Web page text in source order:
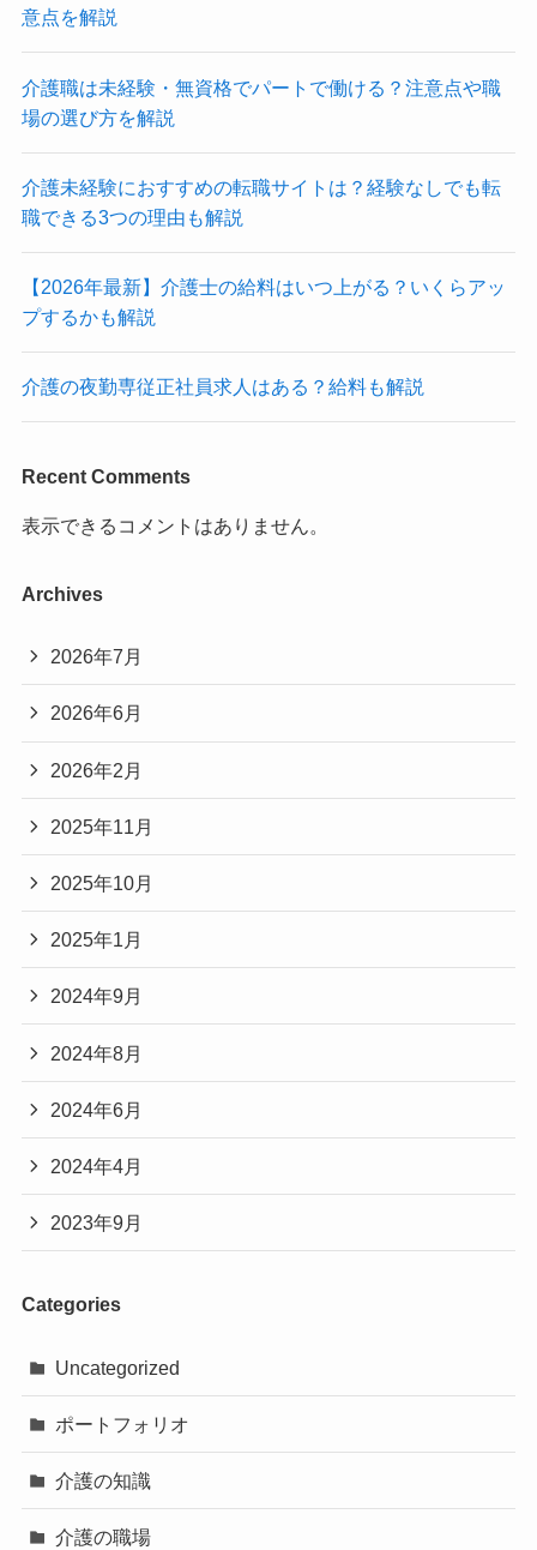
意点を解説
介護職は未経験・無資格でパートで働ける？注意点や職
場の選び方を解説
介護未経験におすすめの転職サイトは？経験なしでも転
職できる3つの理由も解説
【2026年最新】介護士の給料はいつ上がる？いくらアッ
プするかも解説
介護の夜勤専従正社員求人はある？給料も解説
Recent Comments
表示できるコメントはありません。
Archives
2026年7月
2026年6月
2026年2月
2025年11月
2025年10月
2025年1月
2024年9月
2024年8月
2024年6月
2024年4月
2023年9月
Categories
Uncategorized
ポートフォリオ
介護の知識
介護の職場